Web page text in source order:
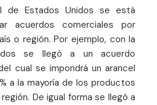
de Estados Unidos se está
acuerdos comerciales por
o región. Por ejemplo, con la
se llegó a un acuerdo
cual se impondrá un arancel
a la mayoría de los productos
De igual forma se llegó a